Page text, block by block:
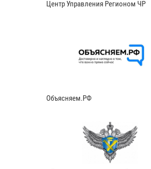
Центр Управления Регионом ЧР
Объясняем.РФ